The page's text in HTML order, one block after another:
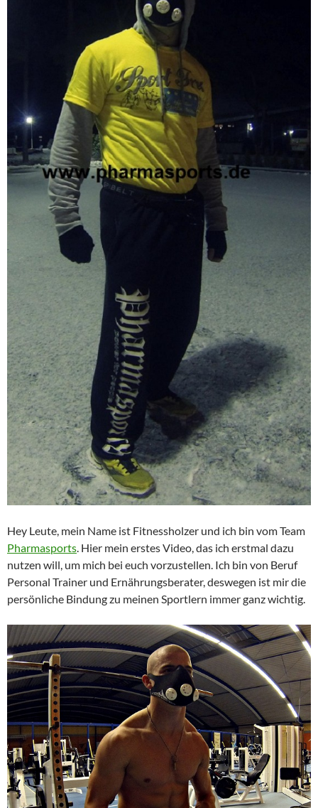
Hey Leute, mein Name ist Fitnessholzer und ich bin vom Team
Pharmasports. Hier mein erstes Video, das ich erstmal dazu
nutzen will, um mich bei euch vorzustellen. Ich bin von Beruf
Personal Trainer und Ernährungsberater, deswegen ist mir die
persönliche Bindung zu meinen Sportlern immer ganz wichtig.